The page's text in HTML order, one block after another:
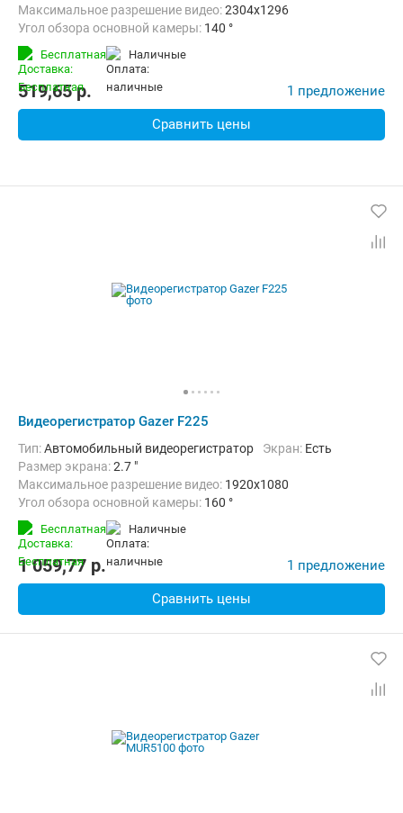
Максимальное разрешение видео:2304x1296
Угол обзора основной камеры: 140 °
Количество каналов видео:
Дополнительно:G-сенсор, Автоматическое включение,
Бесплатная наличные
519,65p. 1 предложение
Сравнить цены
Видеорегистратор Gazer F225
Тип:Автомобильный видеорегистратор Экран: Есть
Размер экрана:2.7 "
Максимальное разрешение видео: 1920x1080
Угол обзора основной камеры: 160 °
Количество каналов видео:
Дополнительно:G-сенсор, Автоматическое включение,
Бесплатная наличные
1 059,77 p. 1 предложение
Сравнить цены